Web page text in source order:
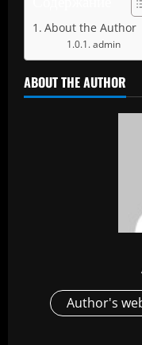
About the Author
admin
ABOUT THE AUTHOR
Author's